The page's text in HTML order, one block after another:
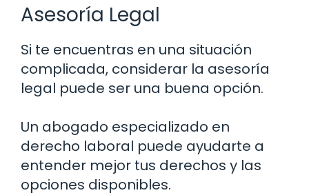
Asesoría Legal
Si te encuentras en una situación
complicada, considerar la asesoría
legal puede ser una buena opción.
Un abogado especializado en
derecho laboral puede ayudarte a
entender mejor tus derechos y las
opciones disponibles.